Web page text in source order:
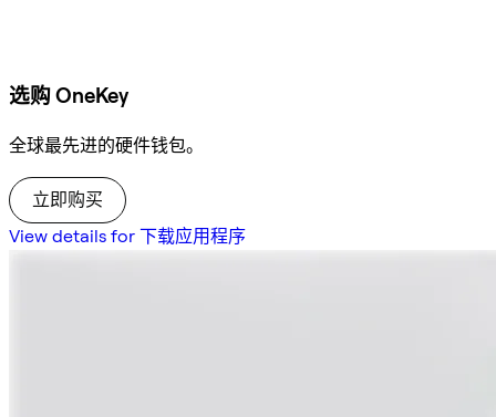
选购 OneKey
全球最先进的硬件钱包。
立即购买
View details for 下载应用程序